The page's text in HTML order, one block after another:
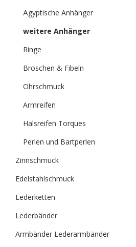
Ägyptische Anhänger
weitere Anhänger
Ringe
Broschen & Fibeln
Ohrschmuck
Armreifen
Halsreifen Torques
Perlen und Bartperlen
Zinnschmuck
Edelstahlschmuck
Lederketten
Lederbänder
Armbänder Lederarmbänder